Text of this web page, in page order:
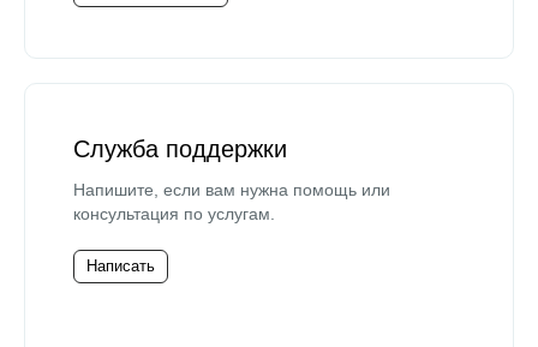
Служба поддержки
Напишите, если вам нужна помощь или
консультация по услугам.
Написать